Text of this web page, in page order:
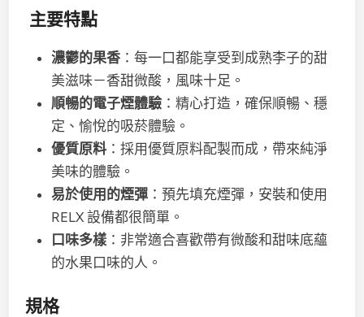
主要特點
濃鬱的果香 ：每一口都能享受到成熟李子的甜
美滋味－香甜微酸，風味十足。
順暢的電子煙體驗 ：精心打造，確保順暢、穩
定、愉悅的吸菸體驗。
優質原料 ：採用優質原料配製而成，帶來純淨
美味的體驗。
易於使用的煙彈 ：預先填充煙彈，安裝和使用
RELX 設備都很簡單。
口味多樣 ：非常適合喜歡帶有微酸和甜味底蘊
的水果口味的人。
規格